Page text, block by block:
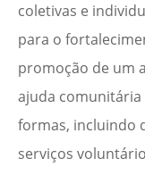
coletivas e
para o
promoção de um
ajuda comunitária
formas, incluindo
serviços